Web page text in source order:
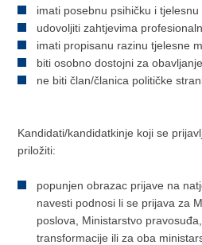
imati posebnu psihičku i
udovoljiti zahtjevima
imati propisanu razinu tjelesne
biti osobno dostojni za
ne biti član/članica političke
Kandidati/kandidatkinje koji se
priložiti:
popunjen obrazac prijave na
navesti podnosi li se prijava za
poslova, Ministarstvo
transformacije ili za oba